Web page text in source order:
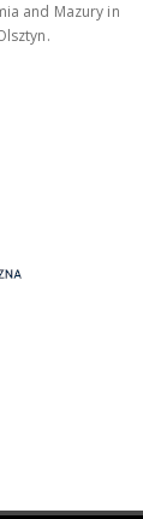
and Mazury in